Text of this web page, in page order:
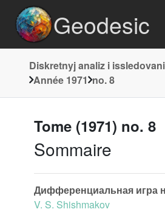
Geodesic
Diskretnyj analiz i
Année 1971 no. 8
Tome (1971) no. 8
Sommaire
Дифференциальная игра
V. S. Shishmakov